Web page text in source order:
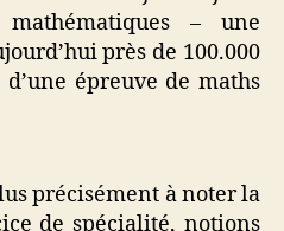
– une
près de 100.000
épreuve de maths
précisément à noter la
de spécialité, notions